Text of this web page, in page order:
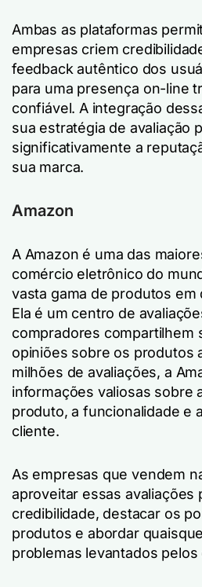
Ambas as plataformas
empresas criem
feedback autêntico dos
para uma presença on-line
confiável. A integração
sua estratégia de avaliação
significativamente a
sua marca.
Amazon
A Amazon é uma das
comércio eletrônico do
vasta gama de produtos em
Ela é um centro de
compradores compartilhem
opiniões sobre os produtos
milhões de avaliações, a
informações valiosas sobre
produto, a funcionalidade e
cliente.
As empresas que vendem
aproveitar essas avaliações
credibilidade, destacar os
produtos e abordar
problemas levantados pelos